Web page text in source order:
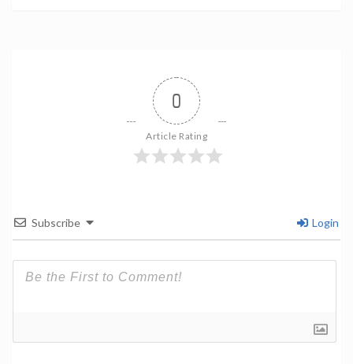
0
Article Rating
Subscribe Login